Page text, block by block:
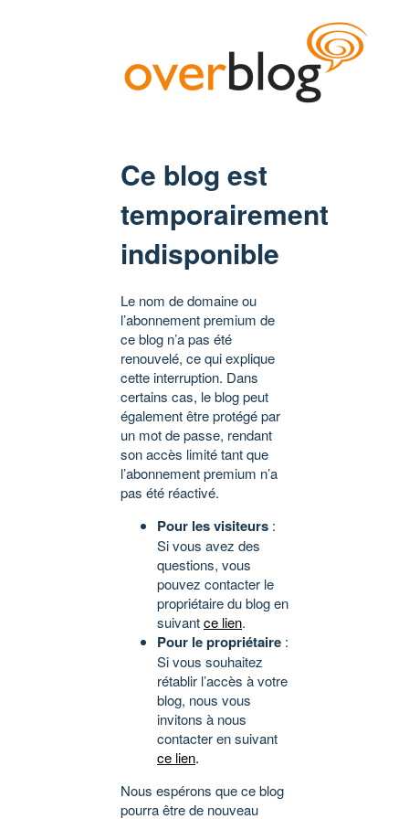
Ce blog est
temporairement
indisponible
Le nom de domaine ou
l’abonnement premium de
ce blog n’a pas été
renouvelé, ce qui explique
cette interruption. Dans
certains cas, le blog peut
également être protégé par
un mot de passe, rendant
son accès limité tant que
l’abonnement premium n’a
pas été réactivé.
Pour les visiteurs :
Si vous avez des
questions, vous
pouvez contacter le
propriétaire du blog en
suivantce lien.
Pour le propriétaire :
Si vous souhaitez
rétablir l’accès à votre
blog, nous vous
invitons à nous
contacter en suivant
ce lien.
Nous espérons que ce blog
pourra être de nouveau